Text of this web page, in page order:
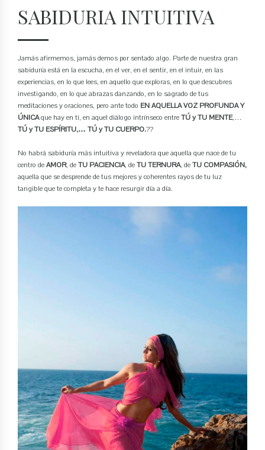
SABIDURIA INTUITIVA
Jamás afirmemos, jamás demos por sentado algo. Parte de nuestra gran
sabiduría está en la escucha, en el ver, en el sentir, en el intuir, en las
experiencias, en lo que lees, en aquello que exploras, en lo que descubres
investigando, en lo que abrazas danzando, en lo sagrado de tus
meditaciones y oraciones, pero ante todo EN AQUELLA VOZ PROFUNDA Y
ÚNICAque hay en ti, en aquel diálogo intrínseco entreTÚ y TU MENTE,…
TÚ y TU ESPÍRITU,… TÚ y TU CUERPO.??
No habrá sabiduría más intuitiva y reveladora que aquella que nace de tu
centro deAMOR, deTU PACIENCIA, deTU TERNURA, deTU COMPASIÓN,
aquella que se desprende de tus mejores y coherentes rayos de tu luz
tangible que te completa y te hace resurgir día a día.